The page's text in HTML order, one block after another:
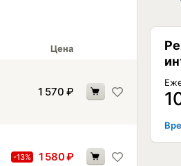
Цена
1 570 ₽
-13% 1 580₽